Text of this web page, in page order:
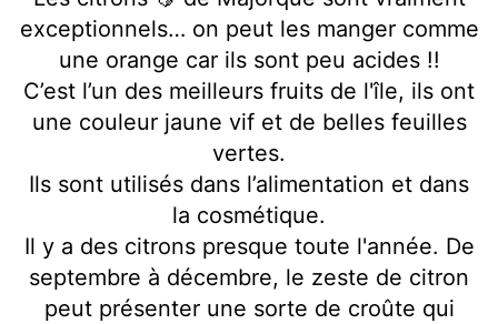
exceptionnels… on peut les manger comme
une orange car ils sont peu acides !!
C’est l’un des meilleurs fruits de l'île, ils ont
une couleur jaune vif et de belles feuilles
vertes.
Ils sont utilisés dans l’alimentation et dans
la cosmétique.
Il y a des citrons presque toute l'année. De
septembre à décembre, le zeste de citron
peut présenter une sorte de croûte qui